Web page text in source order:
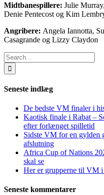
Midtbanespillere: Julie
Denie Pentecost og Kim
Angribere: Angela Iannotta,
Casagrande og Lizzy Claydon
Search
for:
Seneste indlæg
De bedste VM finaler i
Kaotisk finale i Rabat –
efter forlænget spilletid
Sidste VM for en gylden
afslutning
Africa Cup of Nations
skal se
Her er grupperne til VM
Seneste kommentarer